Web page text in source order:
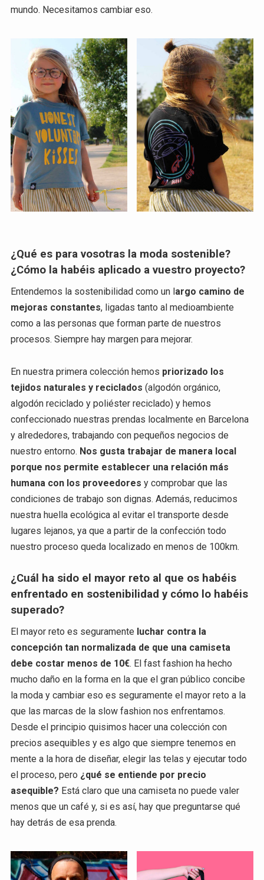
mundo. Necesitamos cambiar eso.
¿Qué es para vosotras la moda sostenible?
¿Cómo la habéis aplicado a vuestro proyecto?
Entendemos la sostenibilidad como un l argo camino de
mejoras constantes, ligadas tanto al medioambiente
como a las personas que forman parte de nuestros
procesos. Siempre hay margen para mejorar.
En nuestra primera colección hemos priorizado los
tejidos naturales y reciclados (algodón orgánico,
algodón reciclado y poliéster reciclado) y hemos
confeccionado nuestras prendas localmente en Barcelona
y alrededores, trabajando con pequeños negocios de
nuestro entorno. Nos gusta trabajar de manera local
porque nos permite establecer una relación más
humana con los proveedores y comprobar que las
condiciones de trabajo son dignas. Además, reducimos
nuestra huella ecológica al evitar el transporte desde
lugares lejanos, ya que a partir de la confección todo
nuestro proceso queda localizado en menos de 100km.
¿Cuál ha sido el mayor reto al que os habéis
enfrentado en sostenibilidad y cómo lo habéis
superado?
El mayor reto es seguramente luchar contra la
concepción tan normalizada de que una camiseta
debe costar menos de 10€. El fast fashion ha hecho
mucho daño en la forma en la que el gran público concibe
la moda y cambiar eso es seguramente el mayor reto a la
que las marcas de la slow fashion nos enfrentamos.
Desde el principio quisimos hacer una colección con
precios asequibles y es algo que siempre tenemos en
mente a la hora de diseñar, elegir las telas y ejecutar todo
el proceso, pero ¿qué se entiende por precio
asequible? Está claro que una camiseta no puede valer
menos que un café y, si es así, hay que preguntarse qué
hay detrás de esa prenda.